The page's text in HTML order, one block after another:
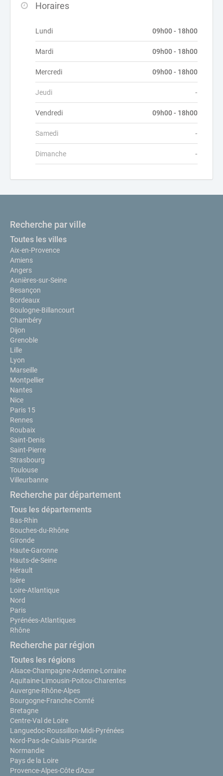
Horaires
Lundi 09h00 - 18h00
Mardi 09h00 - 18h00
Mercredi 09h00 - 18h00
Jeudi -
Vendredi 09h00 - 18h00
Samedi -
Dimanche -
Recherche par ville
Toutes les villes
Aix-en-Provence
Amiens
Angers
Asnières-sur-Seine
Besançon
Bordeaux
Boulogne-Billancourt
Chambéry
Dijon
Grenoble
Lille
Lyon
Marseille
Montpellier
Nantes
Nice
Paris 15
Rennes
Roubaix
Saint-Denis
Saint-Pierre
Strasbourg
Toulouse
Villeurbanne
Recherche par département
Tous les départements
Bas-Rhin
Bouches-du-Rhône
Gironde
Haute-Garonne
Hauts-de-Seine
Hérault
Isère
Loire-Atlantique
Nord
Paris
Pyrénées-Atlantiques
Rhône
Recherche par région
Toutes les régions
Alsace-Champagne-Ardenne-Lorraine
Aquitaine-Limousin-Poitou-Charentes
Auvergne-Rhône-Alpes
Bourgogne-Franche-Comté
Bretagne
Centre-Val de Loire
Languedoc-Roussillon-Midi-Pyrénées
Nord-Pas-de-Calais-Picardie
Normandie
Pays de la Loire
Provence-Alpes-Côte d'Azur